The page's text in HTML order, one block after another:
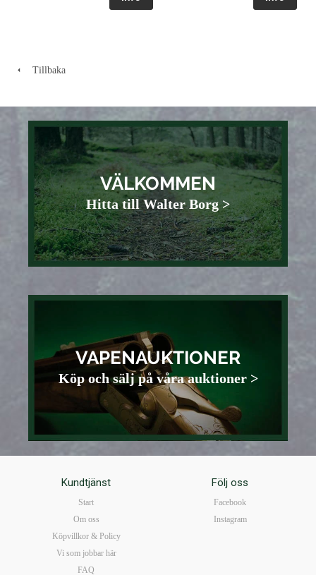
Tillbaka
VÄLKOMMEN
Hitta till Walter Borg >
VAPENAUKTIONER
Köp och sälj på våra auktioner >
Kundtjänst
Start
Om oss
Köpvillkor & Policy
Vi som jobbar här
FAQ
Följ oss
Facebook
Instagram